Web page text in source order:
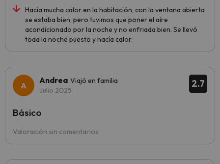
Hacia mucha calor en la habitación, con la ventana abierta
se estaba bien, pero tuvimos que poner el aire
acondicionado por la noche y no enfriada bien. Se llevó
toda la noche puesto y hacía calor.
2.7
Andrea Viajó en familia
Julio 2025
Valoración sin comentarios
Básico